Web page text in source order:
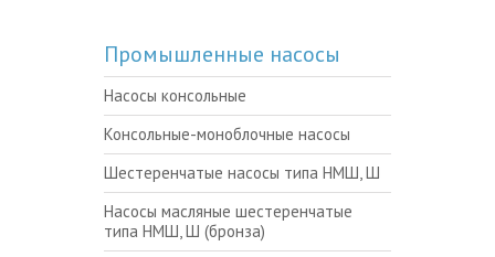
Промышленные насосы
Насосы консольные
Консольные-моноблочные насосы
Шестеренчатые насосы типа НМШ, Ш
Насосы масляные шестеренчатые
типа НМШ, Ш (бронза)